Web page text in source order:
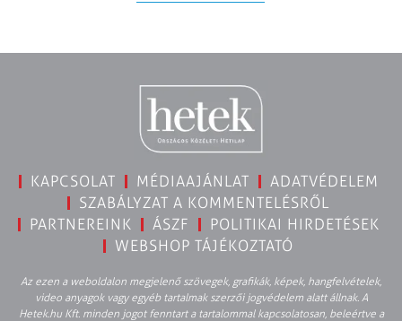
KAPCSOLAT MÉDIAAJÁNLAT
ADATVÉDELEM
SZABÁLYZAT A KOMMENTELÉSRŐL
PARTNEREINK
ÁSZF
POLITIKAI HIRDETÉSEK
WEBSHOP TÁJÉKOZTATÓ
Az ezen a weboldalon megjelenő szövegek, grafikák, képek, hangfelvételek,
video anyagok vagy egyéb tartalmak szerzői jogvédelem alatt állnak. A
Hetek.hu Kft. minden jogot fenntart a tartalommal kapcsolatosan, beleértve a